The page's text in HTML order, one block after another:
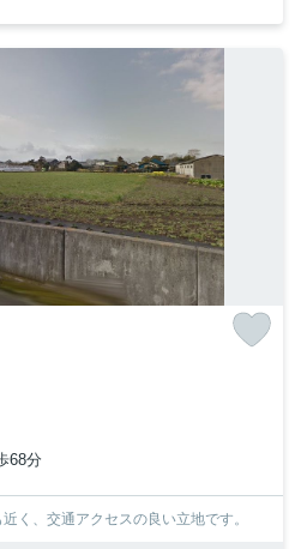
68分
く、交通アクセスの良い立地です。